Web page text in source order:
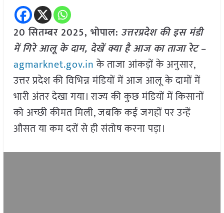
20 सितम्बर 2025, भोपाल: उत्तरप्रदेश की इस मंडी
में गिरे आलू के दाम, देखें क्या है आज का ताजा रेट–
agmarknet.gov.inके ताजा आंकड़ों के अनुसार,
उत्तर प्रदेश की विभिन्न मंडियों में आज आलू के दामों में
भारी अंतर देखा गया। राज्य की कुछ मंडियों में किसानों
को अच्छी कीमत मिली, जबकि कई जगहों पर उन्हें
औसत या कम दरों से ही संतोष करना पड़ा।